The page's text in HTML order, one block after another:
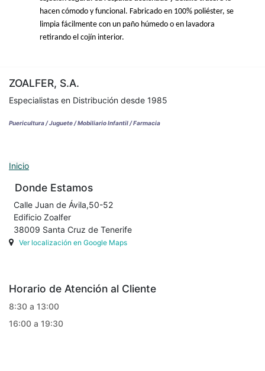
hacen cómodo y funcional. Fabricado en 100% poliéster, se
limpia fácilmente con un paño húmedo o en lavadora
retirando el cojín interior.
ZOALFER, S.A.
Especialistas en Distribución desde 1985
Puericultura / Juguete / Mobiliario Infantil / Farmacia
Inicio
Donde Estamos
Calle Juan de Ávila,50-52
Edificio Zoalfer
38009 Santa Cruz de Tenerife
Ver localización en Google Maps
Horario de Atención al Cliente
8:30 a 13:00
16:00 a 19:30